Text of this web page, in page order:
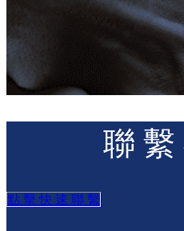
聯 繫
點 擊 快 速 聯 繫